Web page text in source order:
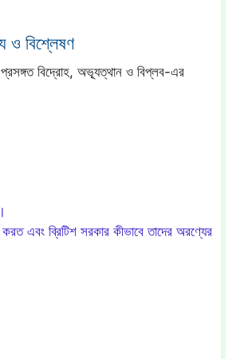
ও বিশ্লেষণ
প্রসঙ্গত বিদ্রোহ, অভ্যূত্থান ও বিপ্লব-এর
এবং ব্রিটিশ সরকার কীভাবে তাদের অরণ্যের